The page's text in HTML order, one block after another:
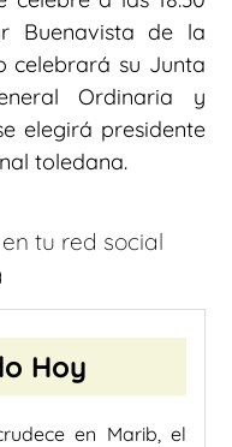
Buenavista de la
celebrará su Junta
Ordinaria y
elegirá presidente
toledana.
tu red social
Hoy
en Marib, el